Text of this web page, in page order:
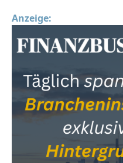
Anzeige: